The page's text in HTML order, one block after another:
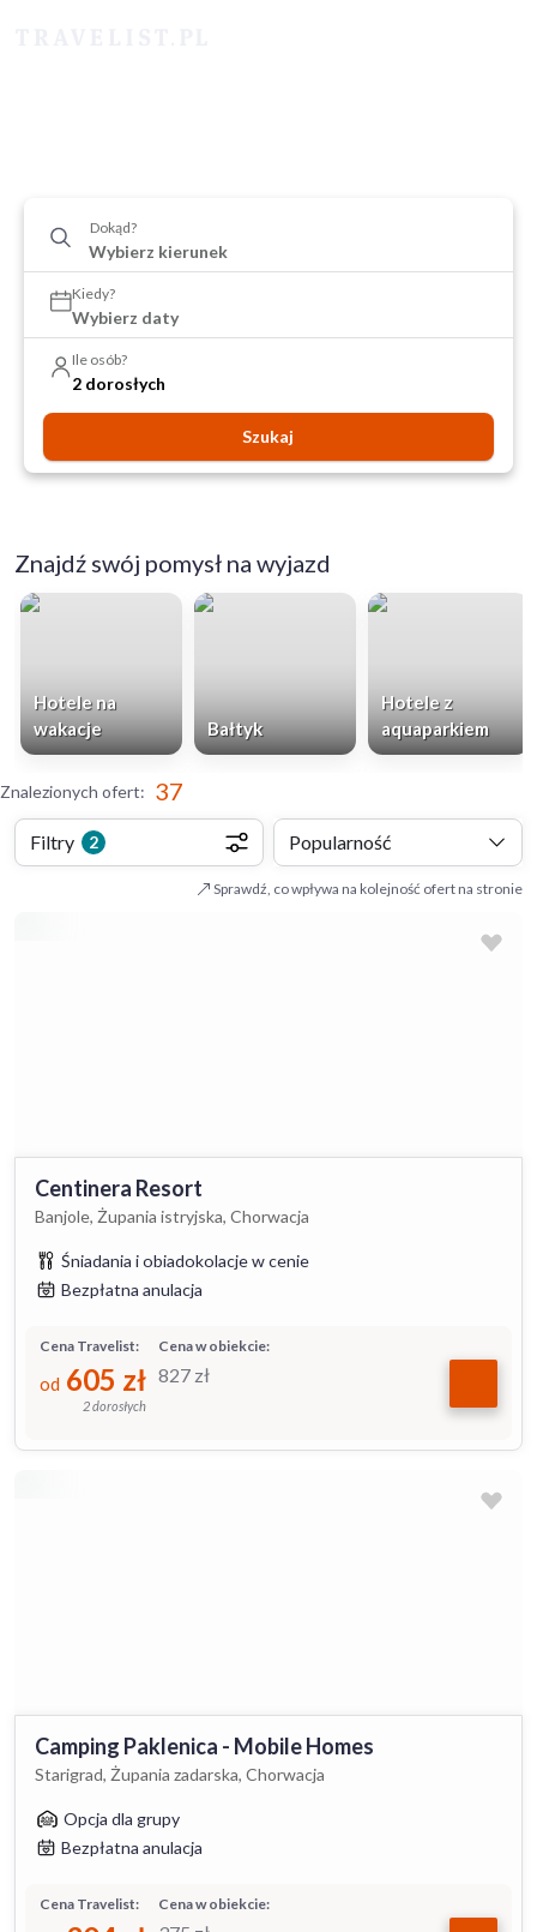
Dokąd?
Kiedy?
Wybierz daty
Ile osób?
2 dorosłych
Szukaj
Znajdź swój pomysł na wyjazd
Hotele na
wakacje
Bałtyk
Hotele z
aquaparkiem
Znalezionych ofert: 37
Filtry 2 Popularność
Sprawdź, co wpływa na kolejność ofert na stronie
Centinera Resort
Banjole, Żupania istryjska, Chorwacja
Śniadania i obiadokolacje w cenie
Bezpłatna anulacja
Cena w obiekcie:
827 zł
Cena Travelist:
od 605 zł
2 dorosłych
Camping Paklenica - Mobile Homes
Starigrad, Żupania zadarska, Chorwacja
Opcja dla grupy
Bezpłatna anulacja
Cena w obiekcie:
Cena Travelist: